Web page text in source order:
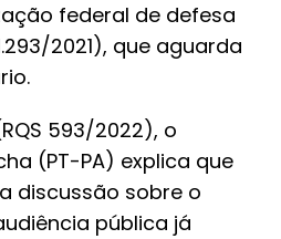
federal de defesa
2021), que aguarda
RQS 593/2022), o
(PT-PA) explica que
discussão sobre o
pública já